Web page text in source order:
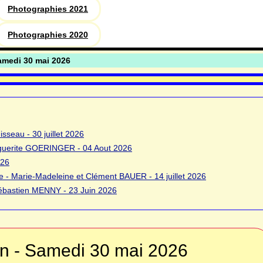
Photographies 2021
Photographies 2020
30 mai 2026
- 30 juillet 2026
GOERINGER - 04 Aout 2026
- Marie-Madeleine et Clément BAUER - 14 juillet 2026
MENNY - 23 Juin 2026
- Samedi 30 mai 2026